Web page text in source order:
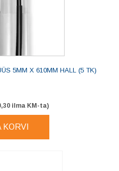
5MM X 610MM HALL (5 TK)
ilma KM-ta)
KORVI